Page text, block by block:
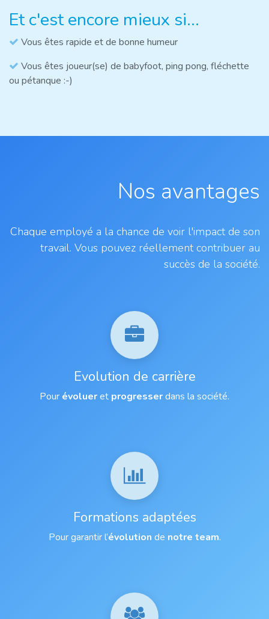
Et c'est encore mieux si...
Vous êtes rapide et de bonne humeur
Vous êtes joueur(se) de babyfoot, ping pong, fléchette
ou pétanque :-)
Nos avantages
Chaque employé a la chance de voir l'impact de son
travail. Vous pouvez réellement contribuer au
succès de la société.
Evolution de carrière
Pour évolueret progresserdans la société.
Formations adaptées
Pour garantir l’évolution de notre team.